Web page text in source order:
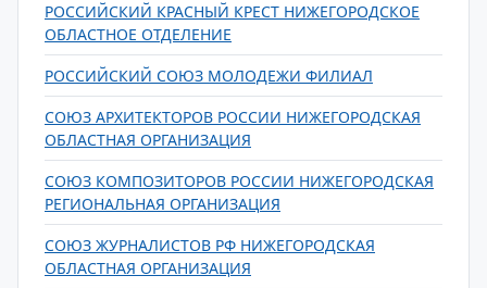
РОССИЙСКИЙ КРАСНЫЙ КРЕСТ НИЖЕГОРОДСКОЕ
ОБЛАСТНОЕ ОТДЕЛЕНИЕ
РОССИЙСКИЙ СОЮЗ МОЛОДЕЖИ ФИЛИАЛ
СОЮЗ АРХИТЕКТОРОВ РОССИИ НИЖЕГОРОДСКАЯ
ОБЛАСТНАЯ ОРГАНИЗАЦИЯ
СОЮЗ КОМПОЗИТОРОВ РОССИИ НИЖЕГОРОДСКАЯ
РЕГИОНАЛЬНАЯ ОРГАНИЗАЦИЯ
СОЮЗ ЖУРНАЛИСТОВ РФ НИЖЕГОРОДСКАЯ
ОБЛАСТНАЯ ОРГАНИЗАЦИЯ